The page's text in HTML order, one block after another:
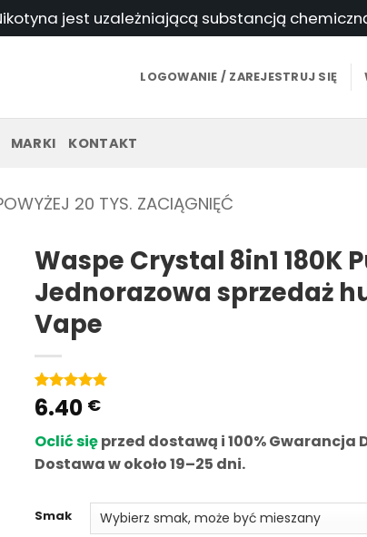
jest uzależniającą substancją
LOGOWANIE / ZAREJESTRUJ SIĘ
MARKI KONTAKT
20 TYS. ZACIĄGNIĘĆ
Waspe Crystal 8in1 180K
Jednorazowa sprzedaż
Vape
Ocena5 na
5 w
ocenę
klientów
1
6.40 €
Oclić sięprzed dostawą i 100% Gwarancja
Dostawa w około 19–25 dni.
Smak